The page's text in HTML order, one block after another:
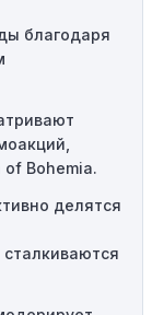
на скидку. Если
порогу,
некоторых
за
не будет
благодаря
of Bohemia.
делятся